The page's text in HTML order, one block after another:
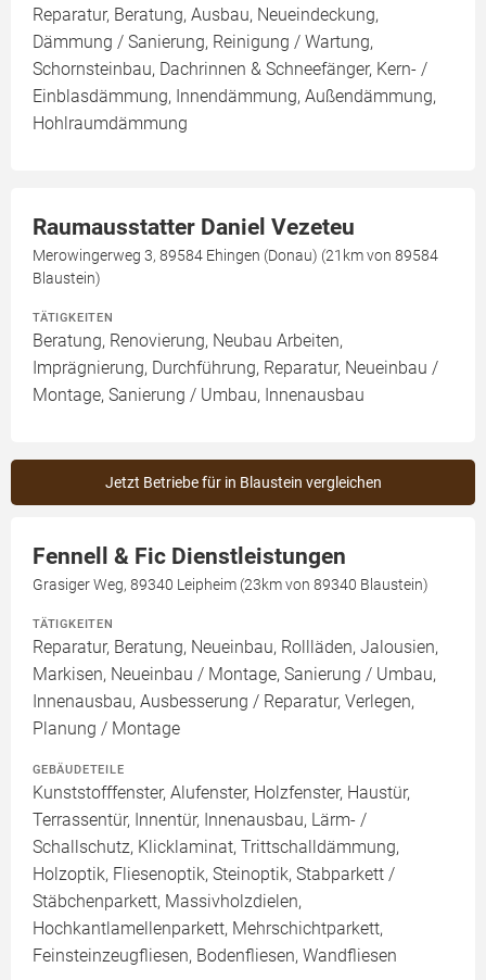
Reparatur, Beratung, Ausbau, Neueindeckung,
Dämmung / Sanierung, Reinigung / Wartung,
Schornsteinbau, Dachrinnen & Schneefänger, Kern- /
Einblasdämmung, Innendämmung, Außendämmung,
Hohlraumdämmung
Raumausstatter Daniel Vezeteu
Merowingerweg 3, 89584 Ehingen (Donau) (21km von 89584
Blaustein)
TÄTIGKEITEN
Beratung, Renovierung, Neubau Arbeiten,
Imprägnierung, Durchführung, Reparatur, Neueinbau /
Montage, Sanierung / Umbau, Innenausbau
Jetzt Betriebe für in Blaustein vergleichen
Fennell & Fic Dienstleistungen
Grasiger Weg, 89340 Leipheim (23km von 89340 Blaustein)
TÄTIGKEITEN
Reparatur, Beratung, Neueinbau, Rollläden, Jalousien,
Markisen, Neueinbau / Montage, Sanierung / Umbau,
Innenausbau, Ausbesserung / Reparatur, Verlegen,
Planung / Montage
GEBÄUDETEILE
Kunststofffenster, Alufenster, Holzfenster, Haustür,
Terrassentür, Innentür, Innenausbau, Lärm- /
Schallschutz, Klicklaminat, Trittschalldämmung,
Holzoptik, Fliesenoptik, Steinoptik, Stabparkett /
Stäbchenparkett, Massivholzdielen,
Hochkantlamellenparkett, Mehrschichtparkett,
Feinsteinzeugfliesen, Bodenfliesen, Wandfliesen